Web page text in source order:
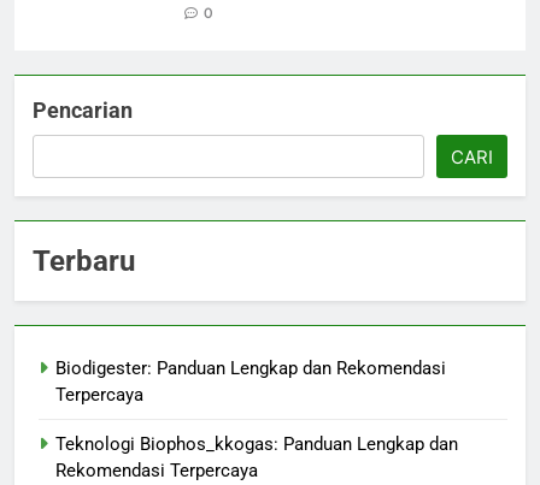
0
Pencarian
CARI
Terbaru
Biodigester: Panduan Lengkap dan Rekomendasi
Terpercaya
Teknologi Biophos_kkogas: Panduan Lengkap dan
Rekomendasi Terpercaya